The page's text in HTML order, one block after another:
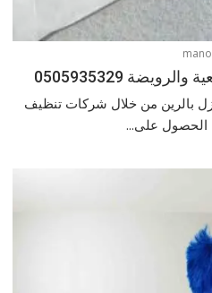
0505935329
بالرين من خلال شركات تنظيف
الحصول على...